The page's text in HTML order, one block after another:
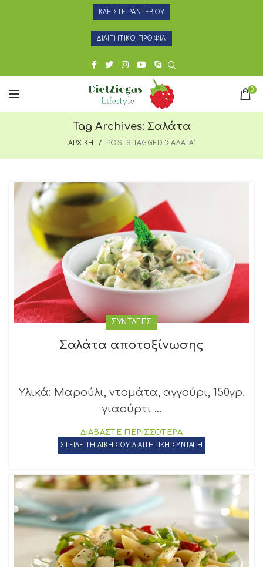
ΚΛΕΙΣΤΕ ΡΑΝΤΕΒΟΥ
ΔΙΑΙΤΗΤΙΚΟ ΠΡΟΦΙΛ
0
Tag Archives: Σαλάτα
ΑΡΧΙΚΗ POSTS TAGGED "ΣΑΛΑΤΑ"
ΣΥΝΤΑΓΕΣ
Σαλάτα αποτοξίνωσης
Υλικά: Μαρούλι, ντομάτα, αγγούρι, 150γρ.
γιαούρτι ...
ΔΙΑΒΑΣΤΕ ΠΕΡΙΣΣΟΤΕΡΑ
ΣΤΕΙΛΕ ΤΗ ΔΙΚΗ ΣΟΥ ΔΙΑΙΤΗΤΙΚΗ ΣΥΝΤΑΓΗ